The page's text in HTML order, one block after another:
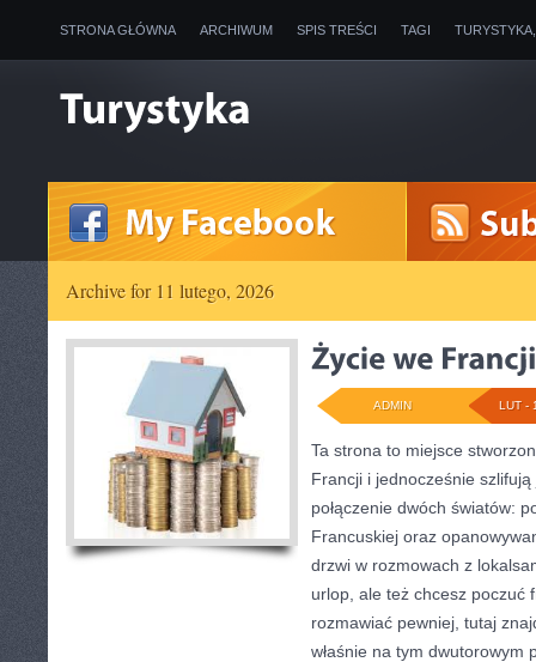
STRONA GŁÓWNA ARCHIWUM SPIS TREŚCI TAGI
Archive for 11 lutego, 2026
LUT -
ADMIN
Ta strona to miejsce
Francji i jednocześnie
połączenie dwóch światów:
Francuskiej oraz
drzwi w rozmowach z
urlop, ale też chcesz poczuć
rozmawiać pewniej, tutaj
właśnie na tym dwutorowym